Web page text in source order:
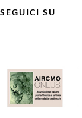
SEGUICI SU